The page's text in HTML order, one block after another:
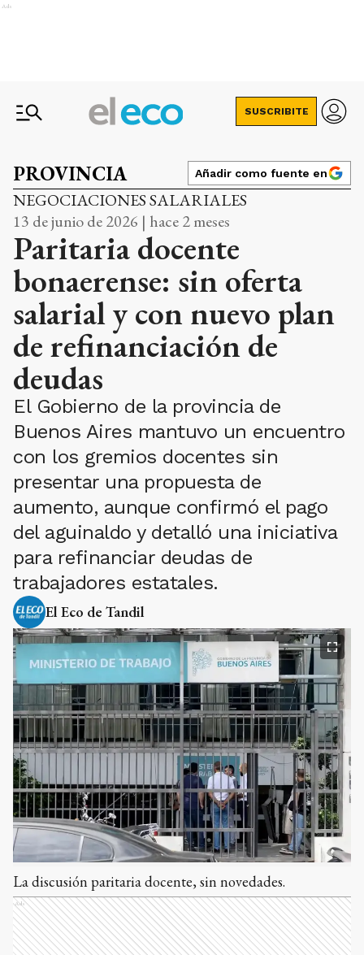
Ads
SUSCRIBITE
PROVINCIA Añadir como fuente en
NEGOCIACIONES SALARIALES
13 de junio de 2026 | hace 2 meses
Paritaria docente
bonaerense: sin oferta
salarial y con nuevo plan
de refinanciación de
deudas
El Gobierno de la provincia de
Buenos Aires mantuvo un encuentro
con los gremios docentes sin
presentar una propuesta de
aumento, aunque confirmó el pago
del aguinaldo y detalló una iniciativa
para refinanciar deudas de
trabajadores estatales.
El Eco de Tandil
La discusión paritaria docente, sin novedades.
Ads